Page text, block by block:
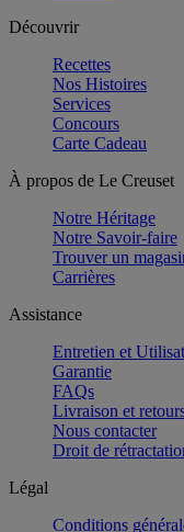
Découvrir
Recettes
Nos Histoires
Services
Concours
Carte Cadeau
À propos de Le Creuset
Notre Héritage
Notre Savoir-faire
Trouver un
Carrières
Assistance
Entretien et
Garantie
FAQs
Livraison et
Nous contacter
Droit de
Légal
Conditions